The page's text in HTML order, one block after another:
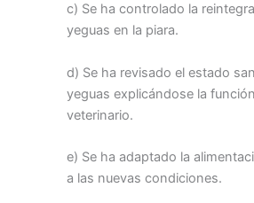
c) Se ha controlado la
yeguas en la piara.
d) Se ha revisado el estado
yeguas explicándose la
veterinario.
e) Se ha adaptado la
a las nuevas condiciones.